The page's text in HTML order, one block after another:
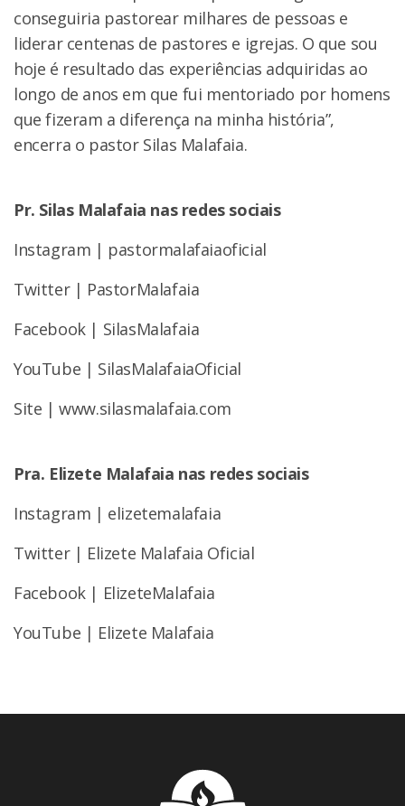
conseguiria pastorear milhares de pessoas e
liderar centenas de pastores e igrejas. O que sou
hoje é resultado das experiências adquiridas ao
longo de anos em que fui mentoriado por homens
que fizeram a diferença na minha história”,
encerra o pastor Silas Malafaia.
Pr. Silas Malafaia nas redes sociais
Instagram | pastormalafaiaoficial
Twitter | PastorMalafaia
Facebook | SilasMalafaia
YouTube | SilasMalafaiaOficial
Site | www.silasmalafaia.com
Pra. Elizete Malafaia nas redes sociais
Instagram | elizetemalafaia
Twitter | Elizete Malafaia Oficial
Facebook | ElizeteMalafaia
YouTube | Elizete Malafaia